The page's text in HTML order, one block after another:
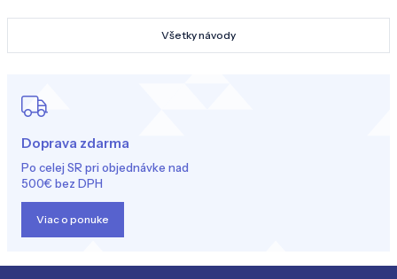
Doprava zdarma
Po celej SR pri objednávke nad
500€ bez DPH
Viac o ponuke
Všetky návody